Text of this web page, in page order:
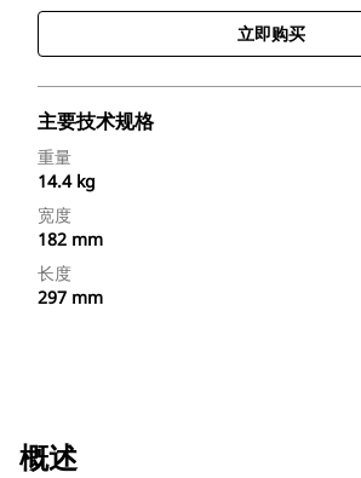
立即购买
主要技术规格
重量
14.4 kg
宽度
182 mm
长度
297 mm
概述